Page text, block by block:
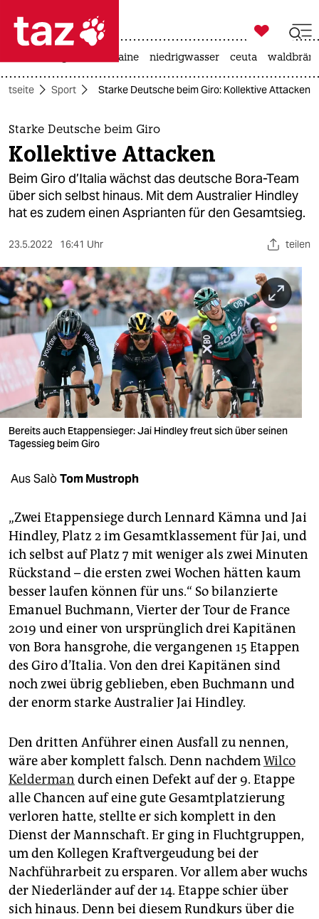
 taz zahl ich
taz zahl ich
themen
politik
öko
sport
berlin
nord
wahrheit
verlag
verlag
veranstaltungen
fragen & hilfe
unterstützen
abo
genossenschaft
epaper login

taz zahl ich
krieg in der ukraine niedrigwasser ceuta
Sport Starke Deutsche beim Giro: Kollektive Attacken
Starke Deutsche beim Giro
Kollektive Attacken
Beim Giro d’Italia wächst das deutsche Bora-Team
über sich selbst hinaus. Mit dem Australier Hindley
hat es zudem einen Asprianten für den Gesamtsieg.
23.5.2022 16:41 Uhr teilen
Bereits auch Etappensieger: Jai Hindley freut sich über seinen
Tagessieg beim Giro
Aus SalòTom Mustroph
„Zwei Etappensiege durch Lennard Kämna und Jai
Hindley, Platz 2 im Gesamtklassement für Jai, und
ich selbst auf Platz 7 mit weniger als zwei Minuten
Rückstand – die ersten zwei Wochen hätten kaum
besser laufen können für uns.“ So bilanzierte
Emanuel Buchmann, Vierter der Tour de France
2019 und einer von ursprünglich drei Kapitänen
von Bora hansgrohe, die vergangenen 15 Etappen
des Giro d’Italia. Von den drei Kapitänen sind
noch zwei übrig geblieben, eben Buchmann und
der enorm starke Australier Jai Hindley.
Den dritten Anführer einen Ausfall zu nennen,
wäre aber komplett falsch. Denn nachdemWilco
Kelderman durch einen Defekt auf der 9. Etappe
alle Chancen auf eine gute Gesamtplatzierung
verloren hatte, stellte er sich komplett in den
Dienst der Mannschaft. Er ging in Fluchtgruppen,
um den Kollegen Kraftvergeudung bei der
Nachführarbeit zu ersparen. Vor allem aber wuchs
der Niederländer auf der 14. Etappe schier über
sich hinaus. Denn bei diesem Rundkurs über die